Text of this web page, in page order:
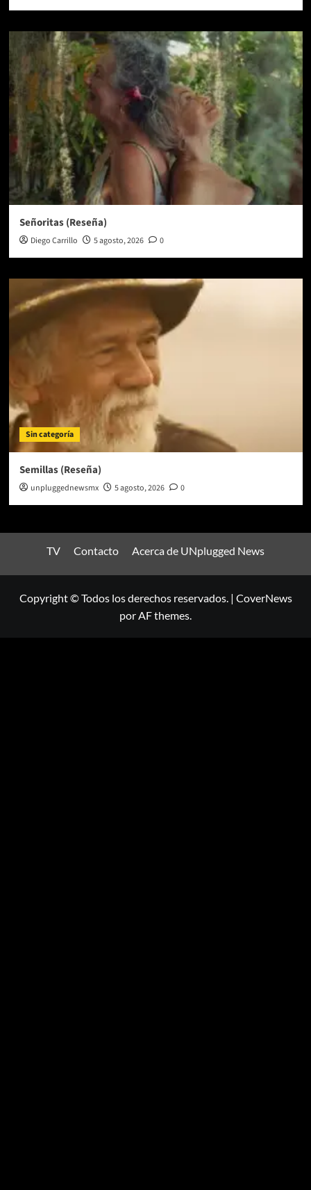
Señoritas (Reseña)
Diego Carrillo 5 agosto, 2026 0
Sin categoría
Semillas (Reseña)
unpluggednewsmx 5 agosto, 2026 0
TV Contacto Acerca de UNplugged News
Copyright © Todos los derechos reservados. | CoverNews
por AF themes.